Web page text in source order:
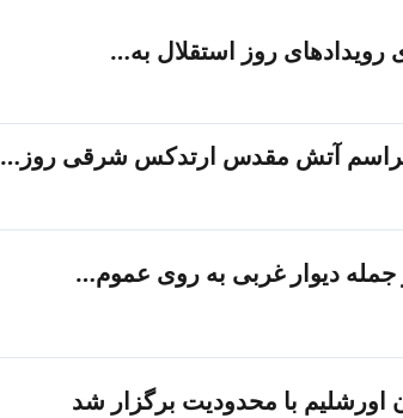
مراسم آتش مقدس ارتدکس شرقی روز…
جمله دیوار غربی به روی عموم…
اورشلیم با محدودیت برگزار شد